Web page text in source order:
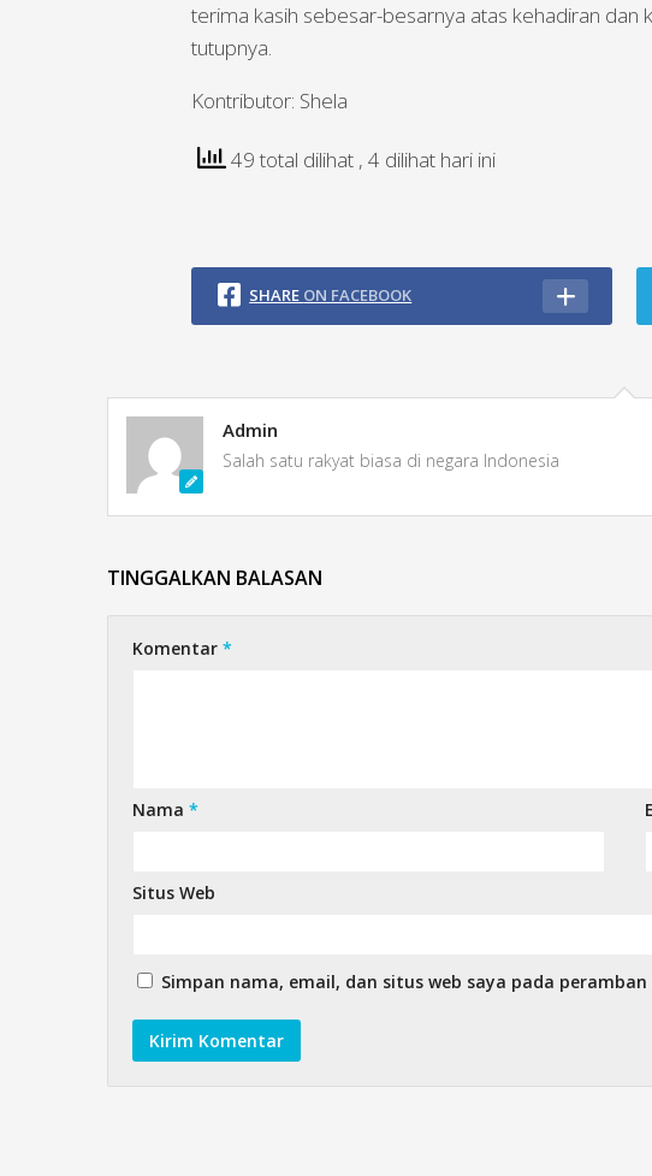
terima kasih sebesar-besarnya atas kehadiran dan
tutupnya.
Kontributor: Shela
49 total dilihat , 4 dilihat hari ini
SHARE ON FACEBOOK
Admin
Salah satu rakyat biasa di negara Indonesia
TINGGALKAN BALASAN
Komentar*
Nama*
Situs Web
Simpan nama, email, dan situs web saya pada